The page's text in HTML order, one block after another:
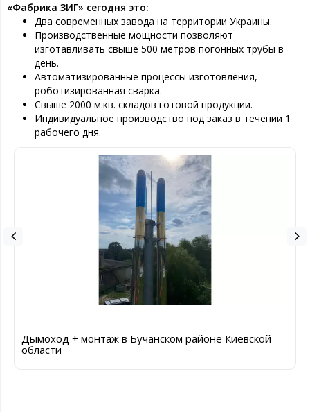
«Фабрика ЗИГ» сегодня это:
Два современных завода на территории Украины.
Производственные мощности позволяют
изготавливать свыше 500 метров погонных трубы в
день.
Автоматизированные процессы изготовления,
роботизированная сварка.
Свыше 2000 м.кв. складов готовой продукции.
Индивидуальное производство под заказ в течении 1
рабочего дня.
Дымоход + монтаж в Бучанском районе Киевской
области